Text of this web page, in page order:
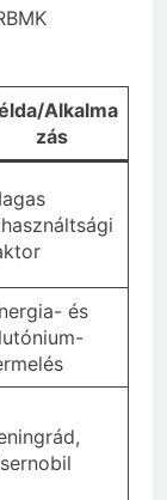
Alkalma
zás
és